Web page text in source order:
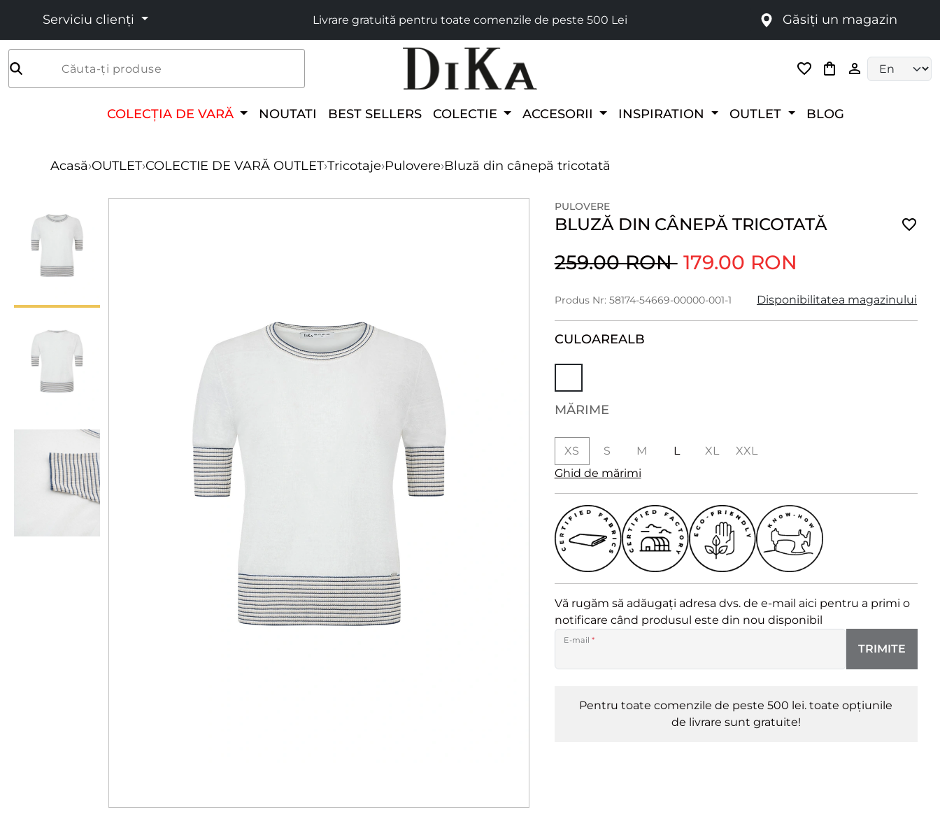
Serviciu clienți Livrare gratuită pentru toate comenzile de peste 500 Lei Găsiți un magazin
Căuta-ți produse
COLECȚIA DE VARĂ NOUTATI BEST SELLERS COLECTIE ACCESORII INSPIRATION OUTLET BLOG
Acasă›OUTLET›COLECTIE DE VARĂ OUTLET›Tricotaje›Pulovere›Bluză din cânepă tricotată
PULOVERE
BLUZĂ DIN CÂNEPĂ TRICOTATĂ
259.00 RON 179.00 RON
Produs Nr: 58174-54669-00000-001-1 Disponibilitatea magazinului
CULOAREALB
MĂRIME
XS S M L XL
XXL
Ghid de mărimi
Vă rugăm să adăugați adresa dvs. de e-mail aici pentru a primi o
notificare când produsul este din nou disponibil
E-mail *
TRIMITE
Pentru toate comenzile de peste 500 lei. toate opțiunile
de livrare sunt gratuite!